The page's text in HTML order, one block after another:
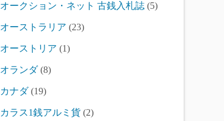
オークション・ネット 古銭入札誌 (5)
オーストラリア (23)
オーストリア (1)
オランダ(8)
カナダ(19)
カラス1銭アルミ貨 (2)